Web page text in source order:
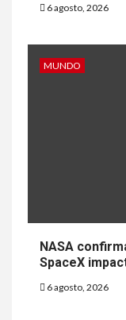
6 agosto, 2026
MUNDO
NASA
SpaceX
6 agosto, 2026